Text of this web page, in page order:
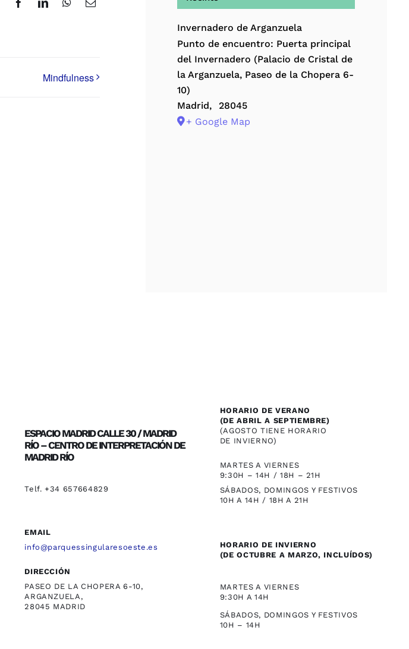
FacebookLinkedInWhatsApp
Correo
Mindfulness
Invernadero de Arganzuela
Punto de encuentro: Puerta principal
del Invernadero (Palacio de Cristal de
la Arganzuela, Paseo de la Chopera 6-
10)
Madrid,
28045
+ Google Map
ESPACIO MADRID CALLE 30 / MADRID
RÍO – CENTRO DE INTERPRETACIÓN DE
MADRID RÍO
Telf. +34 657664829
EMAIL
info@parquessingularesoeste.es
DIRECCIÓN
PASEO DE LA CHOPERA 6-10,
ARGANZUELA,
28045 MADRID
HORARIO DE VERANO
(DE ABRIL A SEPTIEMBRE)
(AGOSTO TIENE HORARIO
DE INVIERNO)
MARTES A VIERNES
9:30H – 14H / 18H – 21H
SÁBADOS, DOMINGOS Y FESTIVOS
10H A 14H / 18H A 21H
HORARIO DE INVIERNO
(DE OCTUBRE A MARZO, INCLUÍDOS)
MARTES A VIERNES
9:30H A 14H
SÁBADOS, DOMINGOS Y FESTIVOS
10H – 14H